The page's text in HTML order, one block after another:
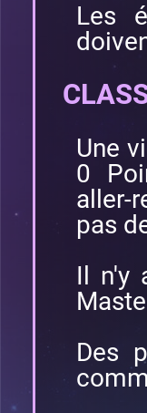
Les
Une
0
aller-
pas
Il n'y
Des